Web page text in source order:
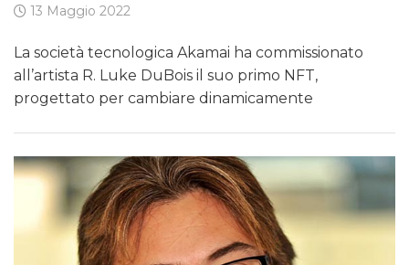
13 Maggio 2022
La società tecnologica Akamai ha commissionato
all’artista R. Luke DuBois il suo primo NFT,
progettato per cambiare dinamicamente